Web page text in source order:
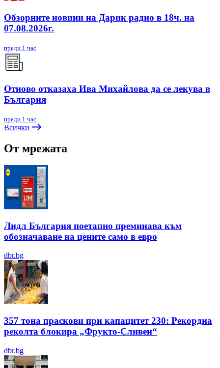
Обзорните новини на Дарик радио в 18ч. на
07.08.2026г.
преди 1 час
Отново отказаха Ива Михайлова да се лекува в
България
преди 1 час
Всички
От мрежата
Лидл България поетапно преминава към
обозначаване на цените само в евро
dbr.bg
357 тона праскови при капацитет 230: Рекордна
реколта блокира „Фрукто-Сливен“
dbr.bg